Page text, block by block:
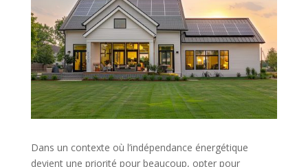
Dans un contexte où l’indépendance énergétique
devient une priorité pour beaucoup, opter pour